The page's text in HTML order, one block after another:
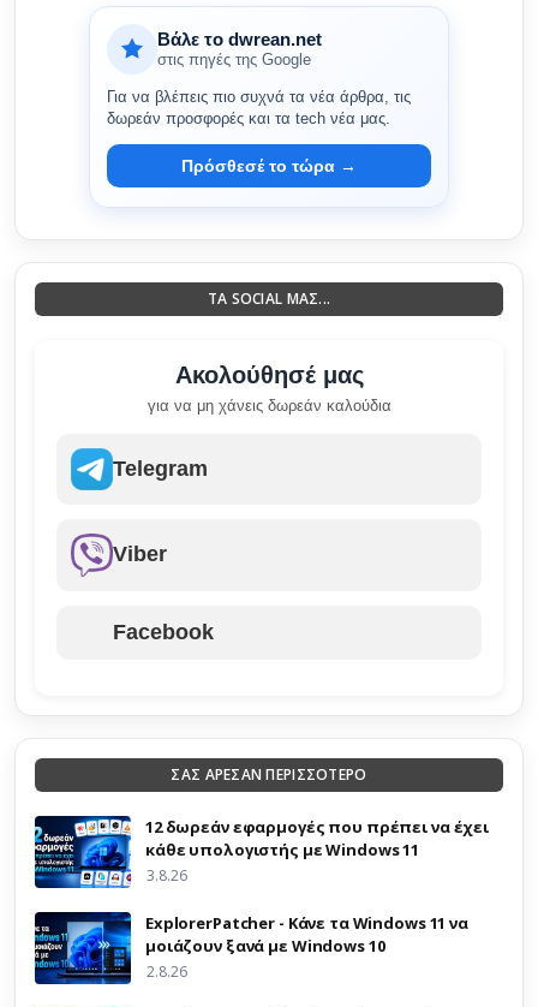
Βάλε το dwrean.net
στις πηγές της Google
Για να βλέπεις πιο συχνά τα νέα άρθρα, τις
δωρεάν προσφορές και τα tech νέα μας.
Πρόσθεσέ το τώρα →
ΤΑ SOCIAL ΜΑΣ...
Ακολούθησέ μας
για να μη χάνεις δωρεάν καλούδια
Telegram
Viber
Facebook
ΣΑΣ ΑΡΕΣΑΝ ΠΕΡΙΣΣΟΤΕΡΟ
12 δωρεάν εφαρμογές που πρέπει να έχει
κάθε υπολογιστής με Windows 11
3.8.26
ExplorerPatcher - Κάνε τα Windows 11 να
μοιάζουν ξανά με Windows 10
2.8.26